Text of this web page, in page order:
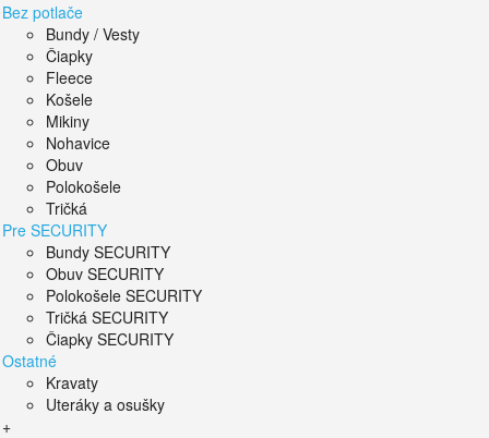
Bez potlače
Bundy / Vesty
Čiapky
Fleece
Košele
Mikiny
Nohavice
Obuv
Polokošele
Tričká
Pre SECURITY
Bundy SECURITY
Obuv SECURITY
Polokošele SECURITY
Tričká SECURITY
Čiapky SECURITY
Ostatné
Kravaty
Uteráky a osušky
+